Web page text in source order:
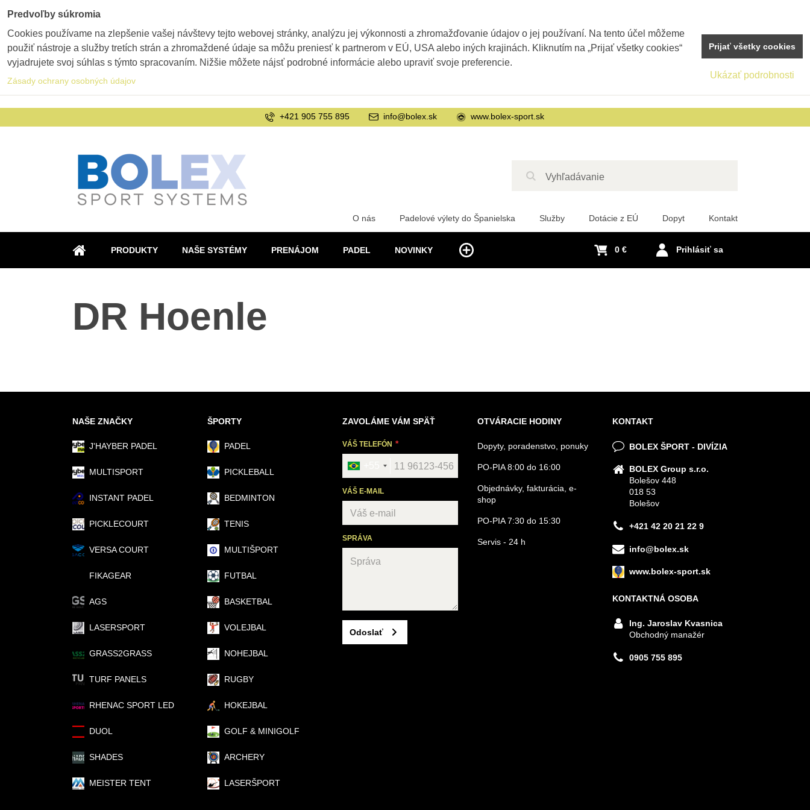
ÚVOD
PRODUKTY NAŠE SYSTÉMY PRENÁJOM PADEL NOVINKY
O nás Padelové výlety do Španielska Služby Dotácie z EÚ Dopyt Kontakt
Prihlásiť sa
0 €
+421 905 755 895 info@bolex.sk www.bolex-sport.sk
DR Hoenle
NAŠE ZNAČKY
J'HAYBER PADEL
MULTISPORT
INSTANT PADEL
PICKLECOURT
VERSA COURT
FIKAGEAR
AGS
LASERSPORT
GRASS2GRASS
TURF PANELS
RHENAC SPORT LED
DUOL
SHADES
MEISTER TENT
ŠPORTY
PADEL
PICKLEBALL
BEDMINTON
TENIS
MULTIŠPORT
FUTBAL
BASKETBAL
VOLEJBAL
NOHEJBAL
RUGBY
HOKEJBAL
GOLF & MINIGOLF
ARCHERY
LASERŠPORT
ZAVOLÁME VÁM SPÄŤ
VÁŠ TELEFÓN
VÁŠ E-MAIL
SPRÁVA
Odoslať
OTVÁRACIE HODINY
Dopyty, poradenstvo, ponuky
PO-PIA 8:00 do 16:00
Objednávky, fakturácia, e-
shop
PO-PIA 7:30 do 15:30
Servis - 24 h
KONTAKT
BOLEX ŠPORT - DIVÍZIA
BOLEX Group s.r.o.
Bolešov 448
018 53
Bolešov
+421 42 20 21 22 9
info@bolex.sk
www.bolex-sport.sk
KONTAKTNÁ OSOBA
Ing. Jaroslav Kvasnica
Obchodný manažér
0905 755 895
Predvoľby súkromia
Cookies používame na zlepšenie vašej návštevy tejto webovej stránky, analýzu jej výkonnosti a zhromažďovanie údajov o jej používaní. Na tento účel môžeme
použiť nástroje a služby tretích strán a zhromaždené údaje sa môžu preniesť k partnerom v EÚ, USA alebo iných krajinách. Kliknutím na „Prijať všetky cookies“
vyjadrujete svoj súhlas s týmto spracovaním. Nižšie môžete nájsť podrobné informácie alebo upraviť svoje preferencie.
Zásady ochrany osobných údajov
Ukázať podrobnosti
Prijať všetky cookies